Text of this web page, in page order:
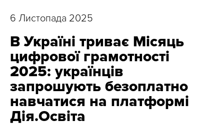
6 Листопада 2025
В Україні триває Місяць
цифрової грамотності
2025: українців
запрошують безоплатно
навчатися на платформі
Дія.Освіта